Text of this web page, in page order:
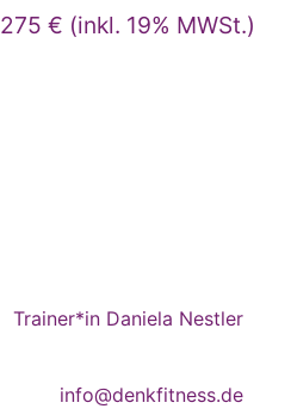
275 € (inkl. 19% MWSt.)
Trainer*in Daniela Nestler
info@denkfitness.de